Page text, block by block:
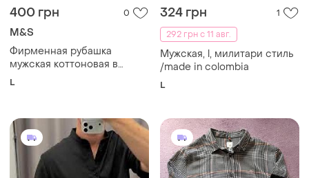
400 грн 0
M&S
Фирменная рубашка
мужская коттоновая в
клетку с длинным рукавом
L
324 грн
1
292 грн с 11 авг.
Мужская, l, милитари стиль
/made in colombia
L